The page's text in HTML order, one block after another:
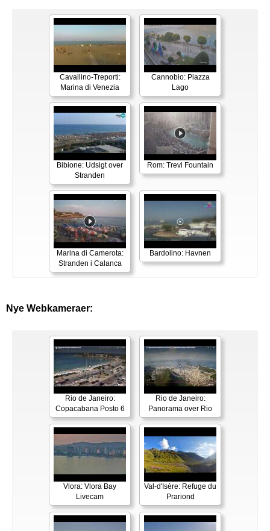
Cavallino-Treporti:
Marina di Venezia
Cannobio: Piazza
Lago
Bibione: Udsigt over
Stranden
Rom: Trevi Fountain
Marina di Camerota:
Stranden i Calanca
Bardolino: Havnen
Nye Webkameraer:
Rio de Janeiro:
Copacabana Posto 6
Rio de Janeiro:
Panorama over Rio
Vlora: Vlora Bay
Livecam
Val-d'Isère: Refuge du
Prariond